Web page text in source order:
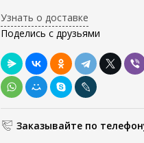
Узнать о доставке
Поделись с друзьями
Заказывайте по